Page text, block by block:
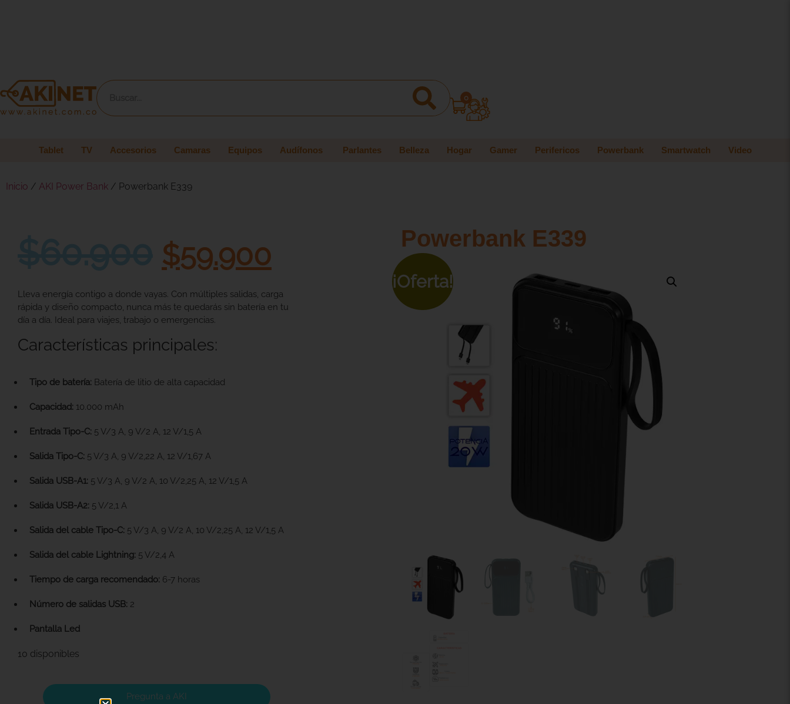
0
Tablet TV Accesorios Camaras Equipos Audífonos Parlantes Belleza Hogar Gamer Perifericos Powerbank Smartwatch Video
Inicio / AKI Power Bank / Powerbank E339
$59.900
Lleva energía contigo a donde vayas. Con múltiples salidas, carga
rápida y diseño compacto, nunca más te quedarás sin batería en tu
día a día. Ideal para viajes, trabajo o emergencias.
Características principales:
Tipo de batería: Batería de litio de alta capacidad
Capacidad: 10.000 mAh
Entrada Tipo-C: 5 V/3 A, 9 V/2 A, 12 V/1,5 A
Salida Tipo-C: 5 V/3 A, 9 V/2,22 A, 12 V/1,67 A
Salida USB-A1: 5 V/3 A, 9 V/2 A, 10 V/2,25 A, 12 V/1,5 A
Salida USB-A2: 5 V/2,1 A
Salida del cable Tipo-C: 5 V/3 A, 9 V/2 A, 10 V/2,25 A, 12 V/1,5 A
Salida del cable Lightning: 5 V/2,4 A
Tiempo de carga recomendado: 6-7 horas
Número de salidas USB: 2
Pantalla Led
10 disponibles
Pregunta a AKI
Powerbank E339
¡Oferta!